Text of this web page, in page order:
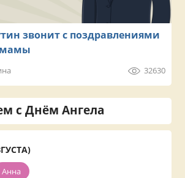
звонит с поздравлениями
32630
с Днём Ангела
Анна